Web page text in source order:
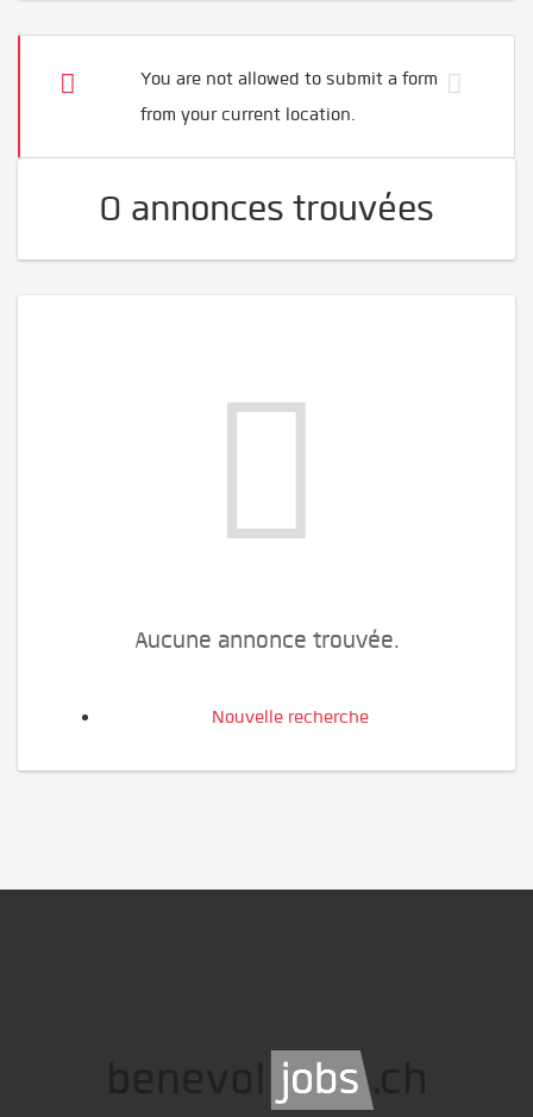
You are not allowed to submit a form
from your current location.
0 annonces trouvées
Aucune annonce trouvée.
Nouvelle recherche